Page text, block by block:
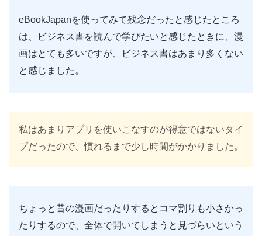
eBookJapanを使ってみて残念だったと感じたところ
は、ビジネス書を読んで学びたいと感じたときに、漫
画はとても多いですが、ビジネス書はあまり多くない
と感じました。
私はあまりアプリを使いこなすのが得意ではないタイ
プだったので、慣れるまで少し時間がかかりました。
ちょっと昔の漫画だったりするとコマ割りも小さかっ
たりするので、全体で開いてしまうと見づらいという